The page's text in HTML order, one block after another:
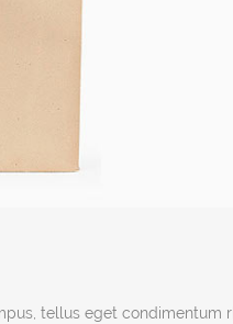
tellus eget condimentum